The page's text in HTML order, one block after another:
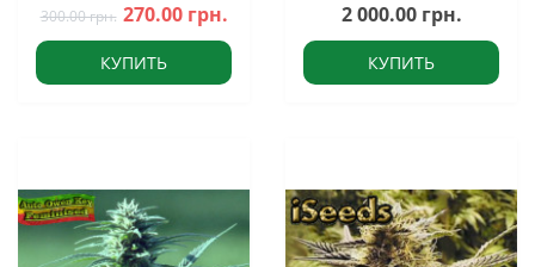
300.00 грн. 270.00 грн.
КУПИТЬ
2 000.00 грн.
КУПИТЬ